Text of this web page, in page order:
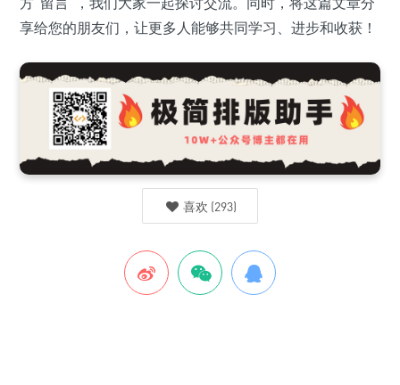
享给您的朋友们，让更多人能够共同学习、进步和收获！
喜欢 (293)